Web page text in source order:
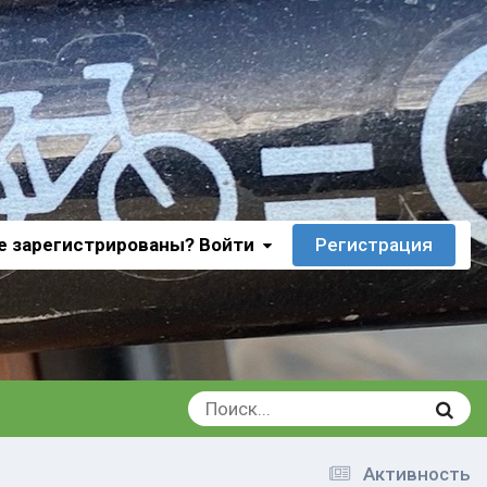
зарегистрированы? Войти Регистрация
Активность